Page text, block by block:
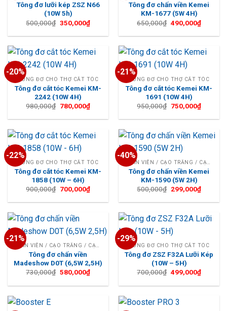
Tông đơ lưỡi kép ZSZ N66
(10W 5h)
500,000₫ Giá
là:
350,000₫Giá
hiện
tại
350,000₫.
Tông đơ chấn viền Kemei
KM-1677 (5W 4H)
650,000₫ Giá
là:
490,000₫Giá
hiện
tại
-20%
TÔNG ĐƠ CHO THỢ CẮT TÓC
Tông đơ cắt tóc Kemei KM-
2242 (10W 4H)
980,000₫ Giá
là:
780,000₫Giá
hiện
tại
780,000₫.
-21%
TÔNG ĐƠ CHO THỢ CẮT TÓC
Tông đơ cắt tóc Kemei KM-
1691 (10W 4H)
950,000₫ Giá
là:
750,000₫Giá
hiện
tại
-22%
TÔNG ĐƠ CHO THỢ CẮT TÓC
Tông đơ cắt tóc Kemei KM-
1858 (10W – 6H)
900,000₫ Giá
là:
700,000₫Giá
hiện
tại
700,000₫.
-40%
Tông đơ chấn viền Kemei
KM-1590 (5W 2H)
500,000₫ Giá
là:
299,000₫Giá
hiện
tại
-21%
CHẤN VIỀN / CẠO TRẮNG / CẠO TRỌC
Tông đơ chấn viền
Madeshow D0T (6,5W 2,5H)
730,000₫ Giá
là:
580,000₫Giá
hiện
tại
580,000₫.
-29%
TÔNG ĐƠ CHO THỢ CẮT TÓC
Tông đơ ZSZ F32A Lưỡi Kép
(10W – 5H)
700,000₫ Giá
là:
499,000₫Giá
hiện
tại